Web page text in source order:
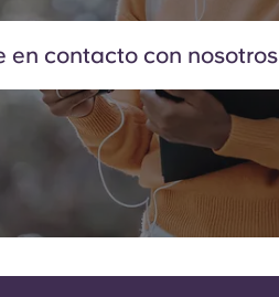
en contacto con nosotros